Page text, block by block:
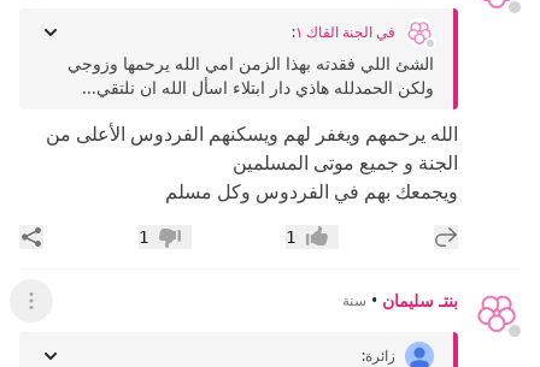
في الجنة القاك ١ :
الشئ اللي فقدته بهذا الزمن امي الله يرحمها وزوجي
ولكن الحمدلله هاذي دار ابتلاء اسأل الله ان نلتقي...
الله يرحمهم ويغفر لهم ويسكنهم الفردوس الأعلى من
الجنة و جميع موتى المسلمين
ويجمعك بهم في الفردوس وكل مسلم
إضافة رد جديد إعجاب1 عدم إعجاب
1
بنتـ سليمان • سنة عرض
زائرة: